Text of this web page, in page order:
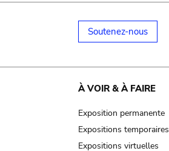
Soutenez-nous
À VOIR & À FAIRE
Exposition permanente
Expositions temporaires
Expositions virtuelles